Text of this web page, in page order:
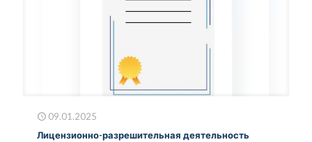
09.01.2025
Лицензионно-разрешительная деятельность